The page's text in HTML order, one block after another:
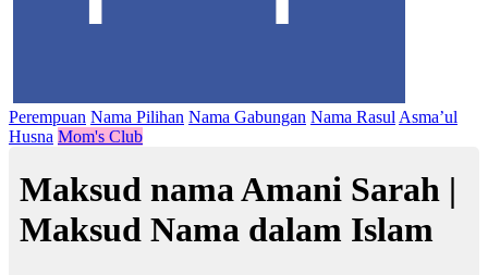
Perempuan Nama Pilihan Nama Gabungan Nama Rasul Asma’ul
Husna Mom's Club
Maksud nama Amani Sarah |
Maksud Nama dalam Islam